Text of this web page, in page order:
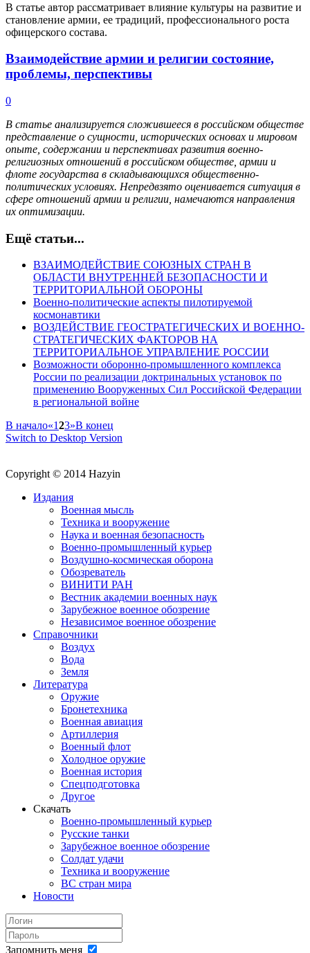
В статье автор рассматривает влияние культуры на развитие и
становление армии, ее традиций, профессионального роста
офицерского состава.
Взаимодействие армии и религии состояние,
проблемы, перспективы
0
В статье анализируется сложившееся в российском обществе
представление о сущности, исторических основах и мировом
опыте, содержании и перспективах развития военно-
религиозных отношений в российском обществе, армии и
флоте государства в складывающихся общественно-
политических условиях. Непредвзято оценивается ситуация в
сфере отношений армии и религии, намечаются направления
их оптимизации.
Ещё статьи...
ВЗАИМОДЕЙСТВИЕ СОЮЗНЫХ СТРАН В
ОБЛАСТИ ВНУТРЕННЕЙ БЕЗОПАСНОСТИ И
ТЕРРИТОРИАЛЬНОЙ ОБОРОНЫ
Военно-политические аспекты пилотируемой
космонавтики
ВОЗДЕЙСТВИЕ ГЕОСТРАТЕГИЧЕСКИХ И ВОЕННО-
СТРАТЕГИЧЕСКИХ ФАКТОРОВ НА
ТЕРРИТОРИАЛЬНОЕ УПРАВЛЕНИЕ РОССИИ
Возможности оборонно-промышленного комплекса
России по реализации доктринальных установок по
применению Вооруженных Сил Российской Федерации
в региональной войне
В начало«123»В конец
Switch to Desktop Version
Copyright © 2014 Hazyin
Издания
Военная мысль
Техника и вооружение
Наука и военная безопасность
Военно-промышленный курьер
Воздушно-космическая оборона
Обозреватель
ВИНИТИ РАН
Вестник академии военных наук
Зарубежное военное обозрение
Независимое военное обозрение
Справочники
Воздух
Вода
Земля
Литература
Оружие
Бронетехника
Военная авиация
Артиллерия
Военный флот
Холодное оружие
Военная история
Спецподготовка
Другое
Скачать
Военно-промышленный курьер
Русские танки
Зарубежное военное обозрение
Солдат удачи
Техника и вооружение
ВС стран мира
Новости
Запомнить меня